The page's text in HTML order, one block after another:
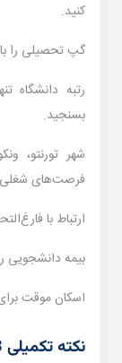
کنید.
گپ تحصیلی را
بسنجید.
شهر تورنتو،
فرصت‌های شغلی
ارتباط با
بیمه دانشجویی
اسکان موقت
نکته تکمیلی 3 برای متقاضیان ۲۰۲۶